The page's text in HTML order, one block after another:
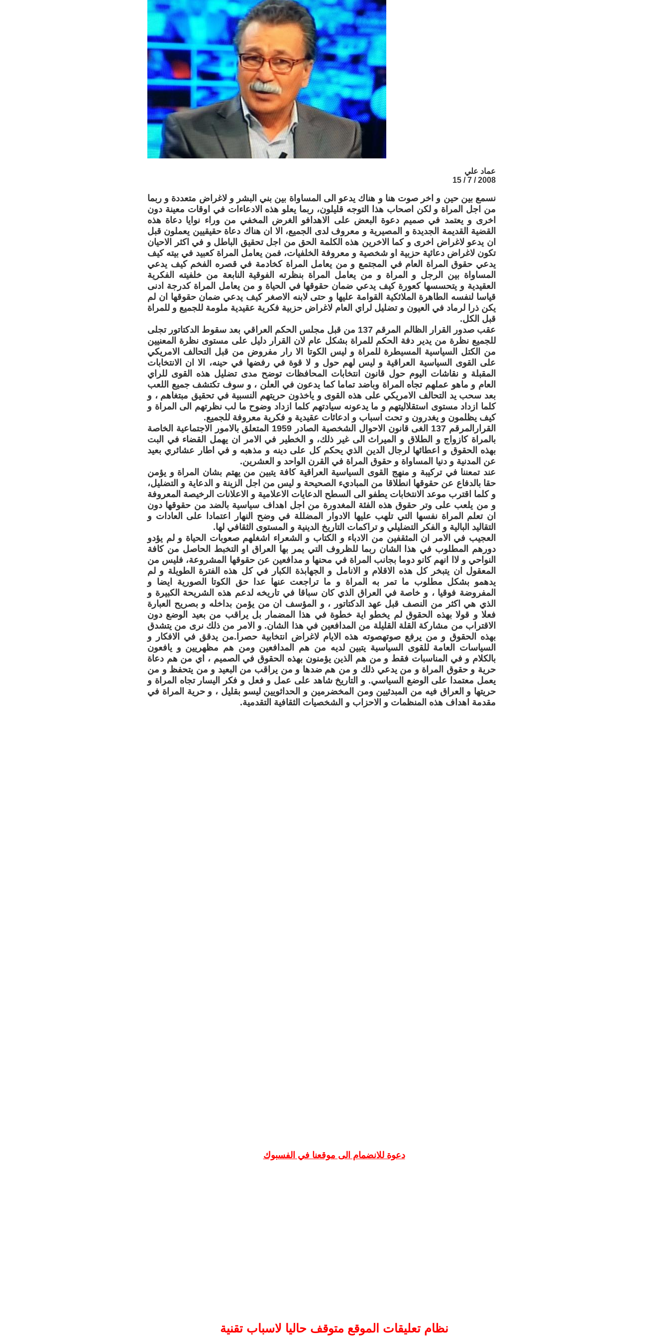
عماد علي
2008 / 7 / 15
نسمع بين حين و اخر صوت هنا و هناك يدعو الى المساواة بين بني البشر و لاغراض متعددة و ربما
من اجل المراة و لكن اصحاب هذا التوجه قليلون، ربما يعلو هذه الادعاءات في اوقات معينة دون
اخرى و يعتمد في صميم دعوة البعض على الاهدافو الغرض المخفي من وراء نوايا دعاة هذه
القضية القديمة الجديدة و المصيرية و معروف لدى الجميع، الا ان هناك دعاة حقيقيين يعملون قبل
ان يدعو لاغراض اخرى و كما الاخرين هذه الكلمة الحق من اجل تحقيق الباطل و في اكثر الاحيان
تكون لاغراض دعائية حزبية او شخصية و معروفة الخلفيات، فمن يعامل المراة كعبيد في بيته كيف
يدعي حقوق المراة العام في المجتمع و من يعامل المراة كخادمة في قصره الفخم كيف يدعي
المساواة بين الرجل و المراة و من يعامل المراة بنظرته الفوقية النابعة من خلفيته الفكرية
العقيدية و يتحسسها كعورة كيف يدعي ضمان حقوقها في الحياة و من يعامل المراة كدرجة ادنى
قياسا لنفسه الطاهرة الملائكية القوامة عليها و حتى لابنه الاصغر كيف يدعي ضمان حقوقها ان لم
يكن ذرا لرماد في العيون و تضليل لراي العام لاغراض حزبية فكرية عقيدية ملومة للجميع و للمراة
قبل الكل.
عقب صدور القرار الظالم المرقم 137 من قبل مجلس الحكم العراقي بعد سقوط الدكتاتور تجلى
للجميع نظرة من يدير دفة الحكم للمراة بشكل عام لان القرار دليل على مستوى نظرة المعنيين
من الكتل السياسية المسيطرة للمراة و ليس الكوتا الا رار مفروض من قبل التحالف الامريكي
على القوى السياسية العراقية و ليس لهم حول و لا قوة في رفضها في حينه، الا ان الانتخابات
المقبلة و نقاشات اليوم حول قانون انتخابات المحافظات توضح مدى تضليل هذه القوى للراي
العام و ماهو عملهم تجاه المراة وباضد تماما كما يدعون في العلن ، و سوف تكتشف جميع اللعب
بعد سحب يد التحالف الامريكي على هذه القوى و ياخذون حريتهم النسبية في تحقيق مبتغاهم ، و
كلما ازداد مستوى استقلاليتهم و ما يدعونه سيادتهم كلما ازداد وضوح ما لب نظرتهم الى المراة و
كيف يظلمون و يغدرون و تحت اسباب و ادعائات عقيدية و فكرية معروفة للجميع.
القرارالمرقم 137 الغى قانون الاحوال الشخصية الصادر 1959 المتعلق بالامور الاجتماعية الخاصة
بالمراة كازواج و الطلاق و الميراث الى غير ذلك، و الخطير في الامر ان يهمل القضاء في البت
بهذه الحقوق و اعطائها لرجال الدين الذي يحكم كل على دينه و مذهبه و في اطار عشائري بعيد
عن المدنية و دنيا المساواة و حقوق المراة في القرن الواحد و العشرين.
عند تمعننا في تركيبة و منهج القوى السياسية العراقية كافة يتبين من يهتم بشان المراة و يؤمن
حقا بالدفاع عن حقوقها انطلاقا من المباديء الصحيحة و ليس من اجل الزينة و الدعاية و التضليل،
و كلما اقترب موعد الانتخابات يطفو الى السطح الدعايات الاعلامية و الاعلانات الرخيصة المعروفة
و من يلعب على وتر حقوق هذه الفئة المغدورة من اجل اهداف سياسية بالضد من حقوقها دون
ان تعلم المراة نفسها التي تلهب عليها الادوار المضللة في وضح النهار اعتمادا على العادات و
التقاليد البالية و الفكر التضليلي و تراكمات التاريخ الدينية و المستوى الثقافي لها.
العجيب في الامر ان المثقفين من الادباء و الكتاب و الشعراء اشغلهم صعوبات الحياة و لم يؤدو
دورهم المطلوب في هذا الشان ربما للظروف التي يمر بها العراق او التخبط الحاصل من كافة
النواحي و لاا انهم كانو دوما بجانب المراة في محنها و مدافعين عن حقوقها المشروعة، فليس من
المعقول ان يتبخر كل هذه الاقلام و الانامل و الجهابذة الكبار في كل هذه الفترة الطويلة و لم
يدهمو بشكل مطلوب ما تمر به المراة و ما تراجعت عنها عدا حق الكوتا الصورية ايضا و
المفروضة فوقيا ، و خاصة في العراق الذي كان سباقا في تاريخه لدعم هذه الشريحة الكبيرة و
الذي هي اكثر من النصف قبل عهد الدكتاتور ، و المؤسف ان من يؤمن بداخله و بصريح العبارة
فعلا و قولا بهذه الحقوق لم يخطو اية خطوة في هذا المضمار بل يراقب من بعيد الوضع دون
الاقتراب من مشاركة القلة القليلة من المدافعين في هذا الشان. و الامر من ذلك نرى من يتشدق
بهذه الحقوق و من يرفع صوتهصوته هذه الايام لاغراض انتخابية حصرا.من يدقق في الافكار و
السياسات العامة للقوى السياسية يتبين لديه من هم المدافعين ومن هم مظهريين و يافعون
بالكلام و في المناسبات فقط و من هم الذين يؤمنون بهذه الحقوق في الصميم ، اي من هم دعاة
حرية و حقوق المراة و من يدعي ذلك و من هم ضدها و من يراقب من البعيد و من يتحفظ و من
يعمل معتمدا على الوضع السياسي. و التاريخ شاهد على عمل و فعل و فكر اليسار تجاه المراة و
حريتها و العراق فيه من المبدئيين ومن المخضرمين و الحداثويين ليسو بقليل ، و حرية المراة في
مقدمة اهداف هذه المنظمات و الاحزاب و الشخصيات الثقافية التقدمية.
دعوة للانضمام الى موقعنا في الفسبوك
نظام تعليقات الموقع متوقف حاليا لاسباب تقنية